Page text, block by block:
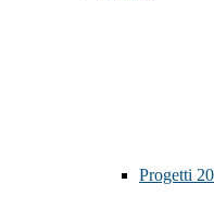
Progetti